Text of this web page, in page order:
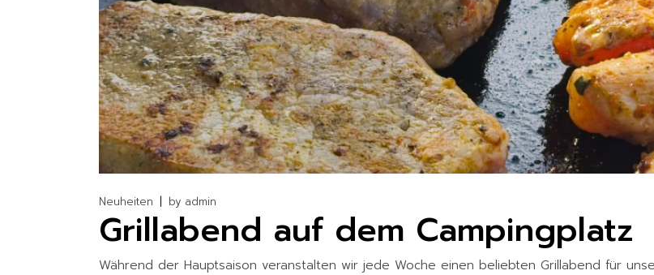
Neuheiten by admin
Grillabend auf dem Campingplatz
Während der Hauptsaison veranstalten wir jede Woche einen beliebten Grillabend für